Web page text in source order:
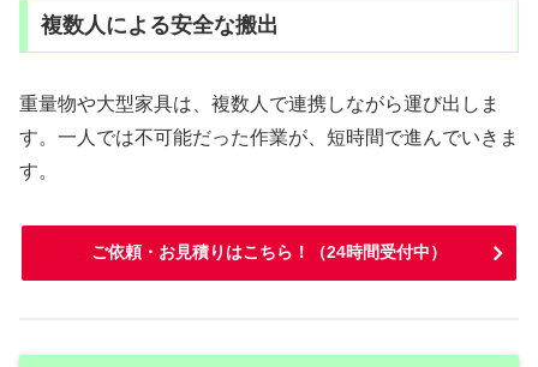
複数人による安全な搬出
重量物や大型家具は、複数人で連携しながら運び出しま
す。一人では不可能だった作業が、短時間で進んでいきま
す。
ご依頼・お見積りはこちら！（24時間受付中）